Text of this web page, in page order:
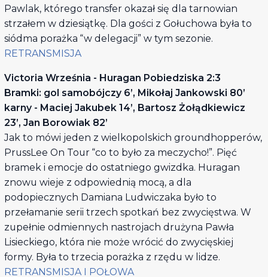
Pawlak, którego transfer okazał się dla tarnowian
strzałem w dziesiątkę. Dla gości z Gołuchowa była to
siódma porażka “w delegacji” w tym sezonie.
RETRANSMISJA
Victoria Września - Huragan Pobiedziska 2:3
Bramki: gol samobójczy 6’, Mikołaj Jankowski 80’
karny - Maciej Jakubek 14’, Bartosz Żołądkiewicz
23’, Jan Borowiak 82’
Jak to mówi jeden z wielkopolskich groundhopperów,
PrussLee On Tour “co to było za meczycho!”. Pięć
bramek i emocje do ostatniego gwizdka. Huragan
znowu wieje z odpowiednią mocą, a dla
podopiecznych Damiana Ludwiczaka było to
przełamanie serii trzech spotkań bez zwycięstwa. W
zupełnie odmiennych nastrojach drużyna Pawła
Lisieckiego, która nie może wrócić do zwycięskiej
formy. Była to trzecia porażka z rzędu w lidze.
RETRANSMISJA I POŁOWA